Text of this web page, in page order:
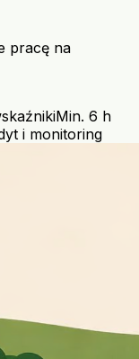
pracę na
Min. 6 h
i monitoring